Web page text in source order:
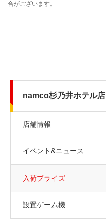
namco杉乃井ホテル店
店舗情報
イベント&ニュース
入荷プライズ
設置ゲーム機